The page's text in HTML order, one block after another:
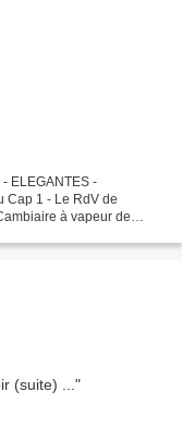
ELEGANTES -
Cap 1 - Le RdV de
à vapeur de